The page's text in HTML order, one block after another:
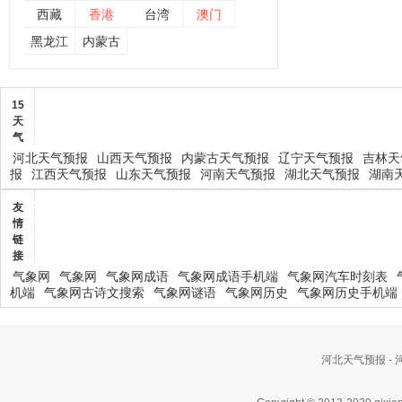
西藏 香港 台湾
澳门
黑龙江
内蒙古
15
天
气
河北天气预报 山西天气预报 内蒙古天气预报 辽宁天气预报
吉林
报
江西天气预报 山东天气预报 河南天气预报 湖北天气预报 湖南
友
情
链
接
气象网 气象网 气象网成语 气象网成语手机端 气象网汽车时刻表
机端
气象网古诗文搜索 气象网谜语 气象网历史 气象网历史手机端
河北天气预报 -